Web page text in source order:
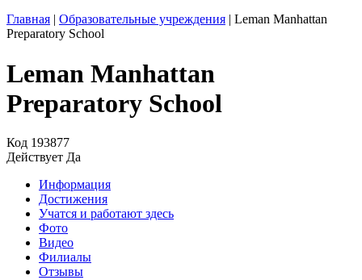
Главная | Образовательные учреждения | Leman Manhattan
Preparatory School
Leman Manhattan
Preparatory School
Код 193877
Действует Да
Информация
Достижения
Учатся и работают здесь
Фото
Видео
Филиалы
Отзывы